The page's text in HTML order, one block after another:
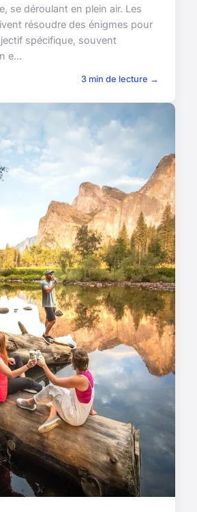
se déroulant en plein air. Les
résoudre des énigmes pour
spécifique, souvent
e...
3 min de lecture →